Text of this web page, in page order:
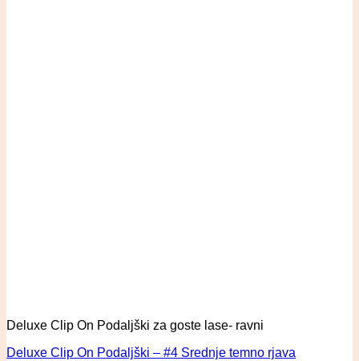
Deluxe Clip On Podaljški za goste lase- ravni
Deluxe Clip On Podaljški – #4 Srednje temno rjava